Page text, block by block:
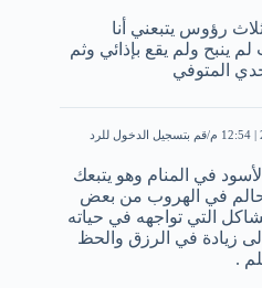
رؤوس يتبعني أنا
ينبح ولم يقع بإذائي وثم
المتوفي
قم بتسجيل الدخول للرد
في المنام وهو يتبعك
في الهروب من بعض
التي تواجهه في حياته
زيادة في الرزق والحظ
.